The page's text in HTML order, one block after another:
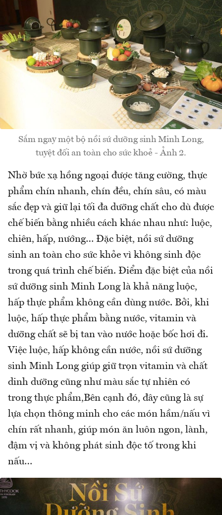
Sắm ngay một bộ nồi sứ dưỡng sinh Minh Long,
tuyệt đối an toàn cho sức khoẻ - Ảnh 2.
Nhờ bức xạ hồng ngoại được tăng cường, thực
phẩm chín nhanh, chín đều, chín sâu, có màu
sắc đẹp và giữ lại tối đa dưỡng chất cho dù được
chế biến bằng nhiều cách khác nhau như: luộc,
chiên, hấp, nướng… Đặc biệt, nồi sứ dưỡng
sinh an toàn cho sức khỏe vì không sinh độc
trong quá trình chế biến. Điểm đặc biệt của nồi
sứ dưỡng sinh Minh Long là khả năng luộc,
hấp thực phẩm không cần dùng nước. Bởi, khi
luộc, hấp thực phẩm bằng nước, vitamin và
dưỡng chất sẽ bị tan vào nước hoặc bốc hơi đi.
Việc luộc, hấp không cần nước, nồi sứ dưỡng
sinh Minh Long giúp giữ trọn vitamin và chất
dinh dưỡng cũng như màu sắc tự nhiên có
trong thực phẩm,Bên cạnh đó, đây cũng là sự
lựa chọn thông minh cho các món hầm/nấu vì
chín rất nhanh, giúp món ăn luôn ngon, lành,
đậm vị và không phát sinh độc tố trong khi
nấu…